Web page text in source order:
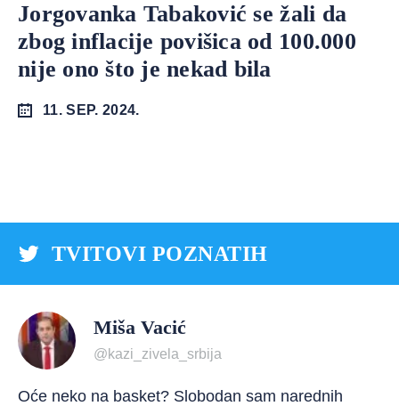
Jorgovanka Tabaković se žali da
zbog inflacije povišica od 100.000
nije ono što je nekad bila
11. SEP. 2024.
TVITOVI POZNATIH
Miša Vacić
@kazi_zivela_srbija
Oće neko na basket? Slobodan sam narednih